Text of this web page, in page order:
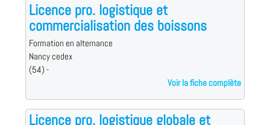
Licence pro. logistique et
commercialisation des boissons
Formation en alternance
Nancy cedex
(54) -
Voir la fiche complète
Licence pro. logistique globale et